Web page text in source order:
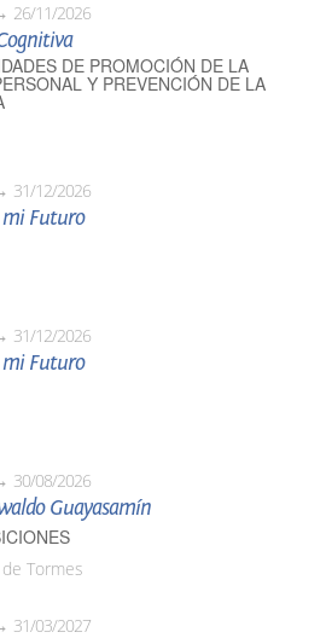
26/11/2026
DE PROMOCIÓN DE LA
Y PREVENCIÓN DE LA
31/12/2026
mi Futuro
31/12/2026
mi Futuro
30/08/2026
Guayasamín
Tormes
31/03/2027